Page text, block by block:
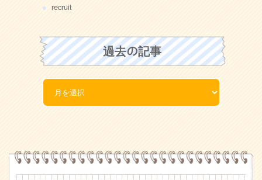
recruit
過去の記事